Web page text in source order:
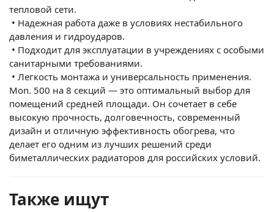
тепловой сети.
• Надежная работа даже в условиях нестабильного
давления и гидроударов.
• Подходит для эксплуатации в учреждениях с особыми
санитарными требованиями.
• Легкость монтажа и универсальность применения.
Mon. 500 на 8 секций — это оптимальный выбор для
помещений средней площади. Он сочетает в себе
высокую прочность, долговечность, современный
дизайн и отличную эффективность обогрева, что
делает его одним из лучших решений среди
биметаллических радиаторов для российских условий.
Также ищут